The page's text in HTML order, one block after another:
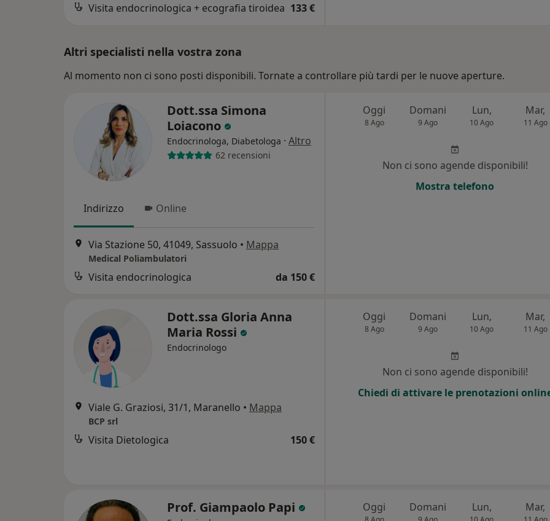
Visita endocrinologica + ecografia tiroidea 133 €
Altri specialisti nella vostra zona
Al momento non ci sono posti disponibili. Tornate a controllare più tardi per le nuove aperture.
Dott.ssa Simona
Loiacono
Endocrinologa, Diabetologa · Altro
62 recensioni
Indirizzo Online
Via Stazione 50, 41049, Sassuolo • Mappa
Medical Poliambulatori
Visita endocrinologica da 150 €
Oggi
8 Ago
Domani
9 Ago
Lun,
10 Ago
Mar,
11 Ago
Non ci sono agende disponibili!
Mostra telefono
Dott.ssa Gloria Anna
Maria Rossi
Endocrinologo
Viale G. Graziosi, 31/1, Maranello • Mappa
BCP srl
Visita Dietologica 150 €
Oggi
8 Ago
Domani
9 Ago
Lun,
10 Ago
Mar,
11 Ago
Non ci sono agende disponibili!
Chiedi di attivare le prenotazioni
Prof. Giampaolo Papi Oggi Domani Lun, Mar,